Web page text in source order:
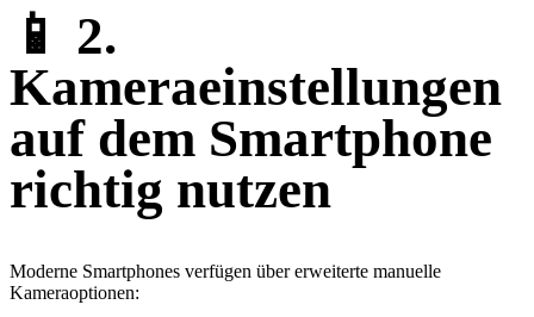
📱 2.
Kameraeinstellungen
auf dem Smartphone
richtig nutzen
Moderne Smartphones verfügen über erweiterte manuelle
Kameraoptionen: